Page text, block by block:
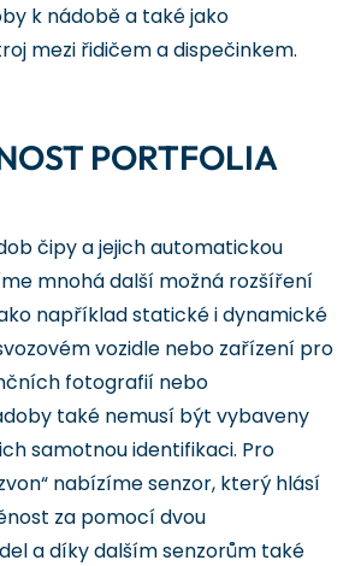
k nádobě a také jako
mezi řidičem a dispečinkem.
PORTFOLIA
čipy a jejich automatickou
mnohá další možná rozšíření
například statické i dynamické
vozidle nebo zařízení pro
fotografií nebo
také nemusí být vybaveny
samotnou identifikaci. Pro
nabízíme senzor, který hlásí
za pomocí dvou
a díky dalším senzorům také